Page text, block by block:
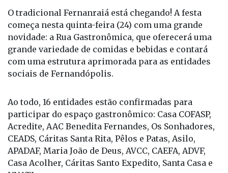
Da Redação
O tradicional Fernanraiá está chegando! A festa
começa nesta quinta-feira (24) com uma grande
novidade: a Rua Gastronômica, que oferecerá uma
grande variedade de comidas e bebidas e contará
sociais de Fernandópolis.
Ao todo, 16 entidades estão confirmadas para
participar do espaço gastronômico: Casa COFASP,
Acredite, AAC Benedita Fernandes, Os Sonhadores,
CEADS, Cáritas Santa Rita, Pêlos e Patas, Asilo,